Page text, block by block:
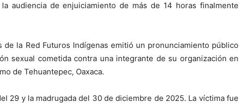
audiencia de enjuiciamiento de más de 14 horas finalmente
de la Red Futuros Indígenas emitió un pronunciamiento público
sexual cometida contra una integrante de su organización en
de Tehuantepec, Oaxaca.
29 y la madrugada del 30 de diciembre de 2025. La víctima fue